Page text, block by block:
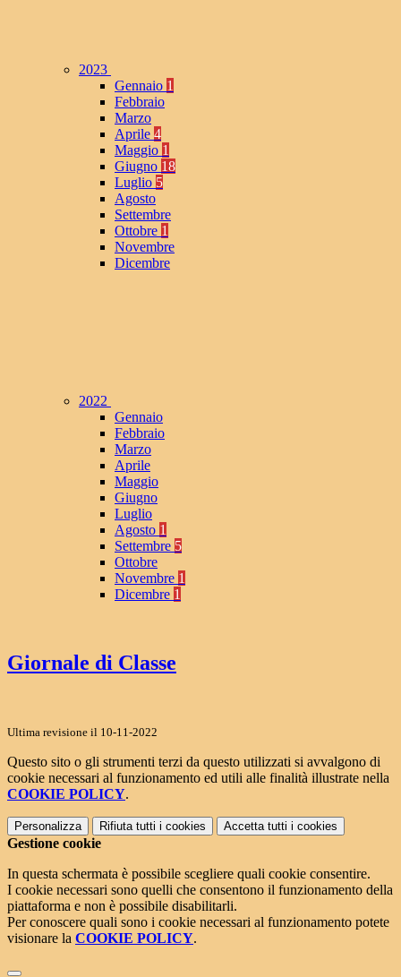
2023
Gennaio 1
Febbraio
Marzo
Aprile 4
Maggio 1
Giugno 18
Luglio 5
Agosto
Settembre
Ottobre 1
Novembre
Dicembre
2022
Gennaio
Febbraio
Marzo
Aprile
Maggio
Giugno
Luglio
Agosto 1
Settembre 5
Ottobre
Novembre 1
Dicembre 1
Giornale di Classe
Ultima revisione il 10-11-2022
Questo sito o gli strumenti terzi da questo utilizzati si avvalgono di
cookie necessari al funzionamento ed utili alle finalità illustrate nella
COOKIE POLICY.
Personalizza Rifiuta tutti i cookies Accetta tutti i cookies
Gestione cookie
In questa schermata è possibile scegliere quali cookie consentire.
I cookie necessari sono quelli che consentono il funzionamento della
piattaforma e non è possibile disabilitarli.
Per conoscere quali sono i cookie necessari al funzionamento potete
visionare la COOKIE POLICY.